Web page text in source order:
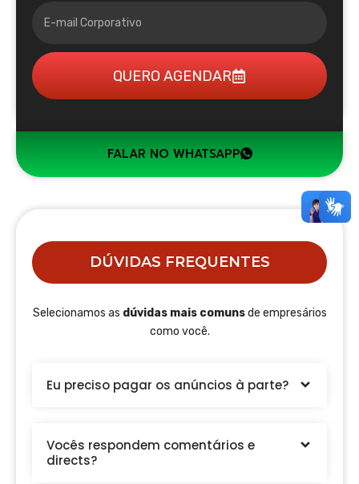
QUERO AGENDAR
FALAR NO WHATSAPP
DÚVIDAS FREQUENTES
Selecionamos as dúvidas mais comunsde empresários
como você.
Eu preciso pagar os anúncios à parte?
Vocês respondem comentários e
directs?